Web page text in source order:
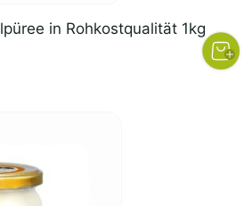
in Rohkostqualität 1kg